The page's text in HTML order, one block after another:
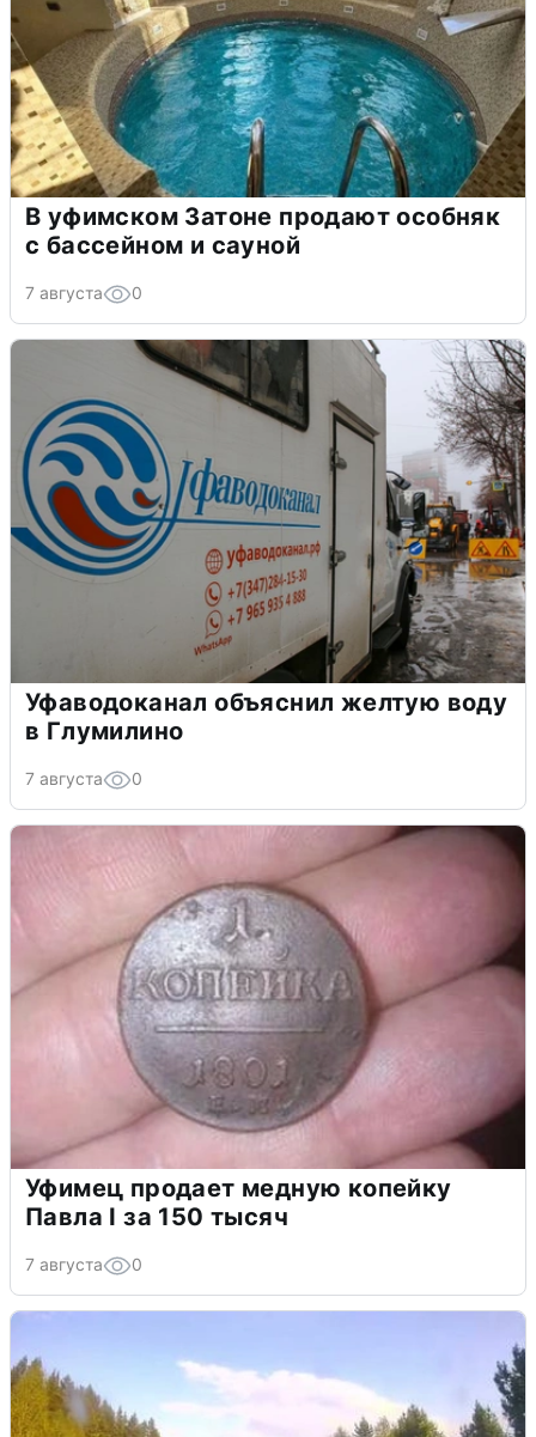
В уфимском Затоне продают особняк
с бассейном и сауной
7 августа 0
Уфаводоканал объяснил желтую воду
в Глумилино
7 августа 0
Уфимец продает медную копейку
Павла I за 150 тысяч
7 августа 0